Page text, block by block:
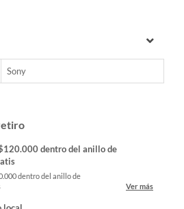
Sony
dentro del anillo de
dentro del anillo de
Ver más